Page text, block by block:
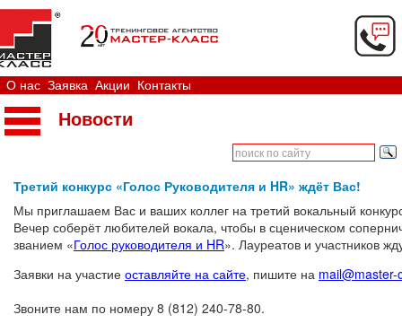
О нас Заявка Акции Контакты
Новости
Третий конкурс «Голос Руководителя и HR» ждёт Вас!
Мы приглашаем Вас и ваших коллег на третий вокальный
Вечер соберёт любителей вокала, чтобы в сценическом
званием «Голос руководителя и HR». Лауреатов и участников
Заявки на участие оставляйте на сайте, пишите на
Звоните нам по номеру 8 (812) 240-78-80.